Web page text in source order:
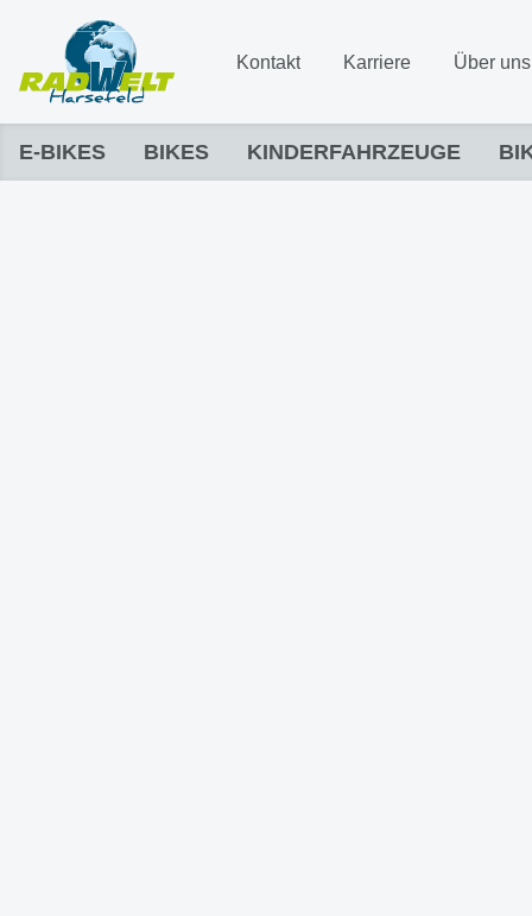
Kontakt Karriere Über uns
E-BIKES BIKES KINDERFAHRZEUGE